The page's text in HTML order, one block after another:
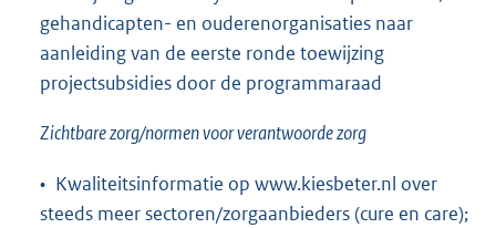
gehandicapten- en ouderenorganisaties naar
aanleiding van de eerste ronde toewijzing
projectsubsidies door de programmaraad
Zichtbare zorg/normen voor verantwoorde zorg
• Kwaliteitsinformatie op www.kiesbeter.nl over
steeds meer sectoren/zorgaanbieders (cure en care);